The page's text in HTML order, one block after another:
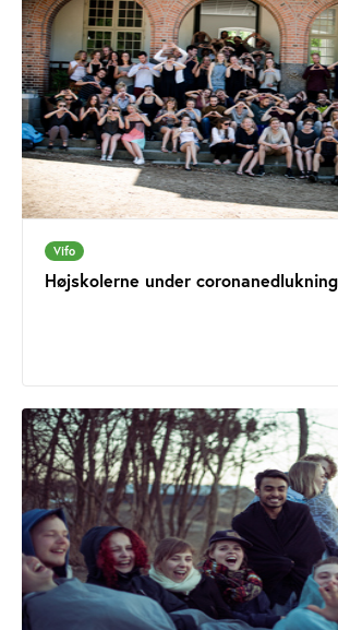
Vifo
Højskolerne under